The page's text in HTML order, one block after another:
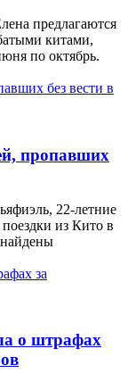
предлагаются
китами,
по октябрь.
пропавших
22-летние
из Кито в
о штрафах